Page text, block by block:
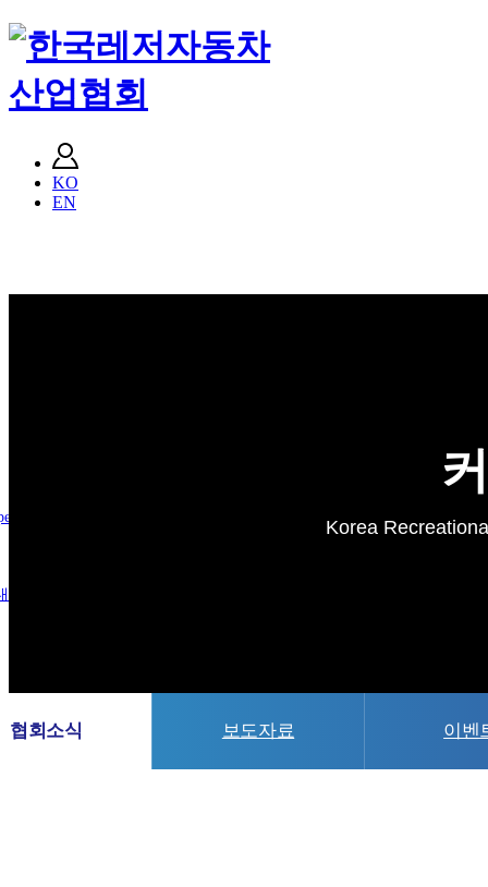
KO
EN
Members Korea
협회소식 보도자료 이벤